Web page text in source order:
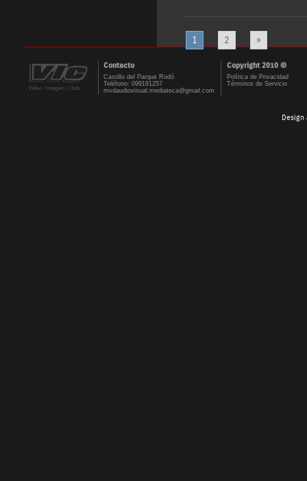
1 2 »
Contacto Copyright 2010 ©
Castillo del Parque Rodó
Teléfono: 099191257
mvdaudiovisual.mediateca@gmail.com
Política de Privacidad
Términos de Servicio